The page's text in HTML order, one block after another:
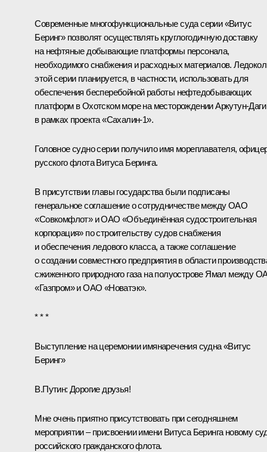
Современные многофункциональные суда серии «Витус
Беринг» позволят осуществлять круглогодичную доставку
на нефтяные добывающие платформы персонала,
необходимого снабжения и расходных материалов.
этой серии планируется, в частности, использовать для
обеспечения бесперебойной работы нефтедобывающих
платформ в Охотском море на месторождении Аркутун-Даги
в рамках проекта «Сахалин-1».
Головное судно серии получило имя мореплавателя,
русского флота Витуса Беринга.
В присутствии главы государства были подписаны
генеральное соглашение о сотрудничестве между ОАО
«Совкомфлот» и ОАО «Объединённая судостроительная
корпорация» по строительству судов снабжения
и обеспечения ледового класса, а также соглашение
о создании совместного предприятия в области
сжиженного природного газа на полуострове Ямал между
«Газпром» и ОАО «Новатэк».
* * *
Выступление на церемонии имянаречения судна «Витус
Беринг»
В.Путин: Дорогие друзья!
Мне очень приятно присутствовать при сегодняшнем
мероприятии – присвоении имени Витуса Беринга новому
российского гражданского флота.